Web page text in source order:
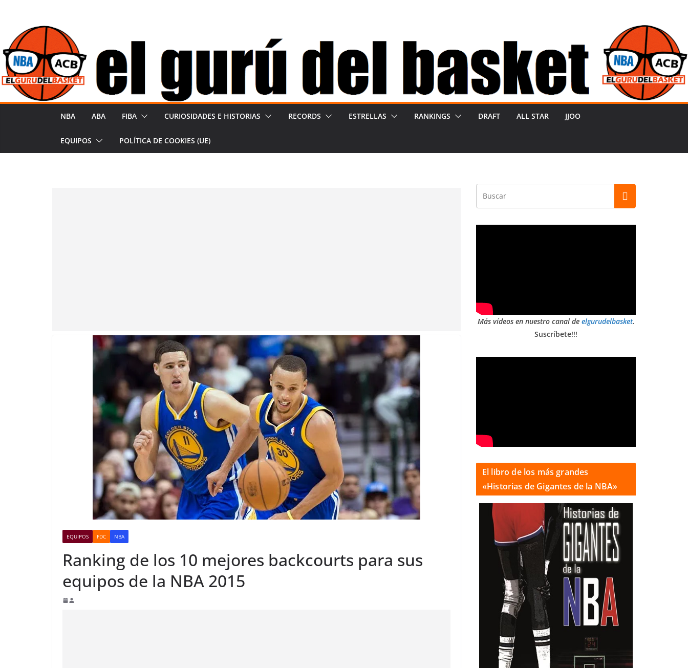
contenido
NBA ABA FIBA CURIOSIDADES E HISTORIAS RECORDS ESTRELLAS RANKINGS DRAFT ALL STAR JJOO
EQUIPOS POLÍTICA DE COOKIES (UE)
EQUIPOS FDC NBA
Ranking de los 10 mejores backcourts para sus
equipos de la NBA 2015
Más vídeos en nuestro canal de elgurudelbasket.
Suscríbete!!!
El libro de los más grandes
«Historias de Gigantes de la NBA»